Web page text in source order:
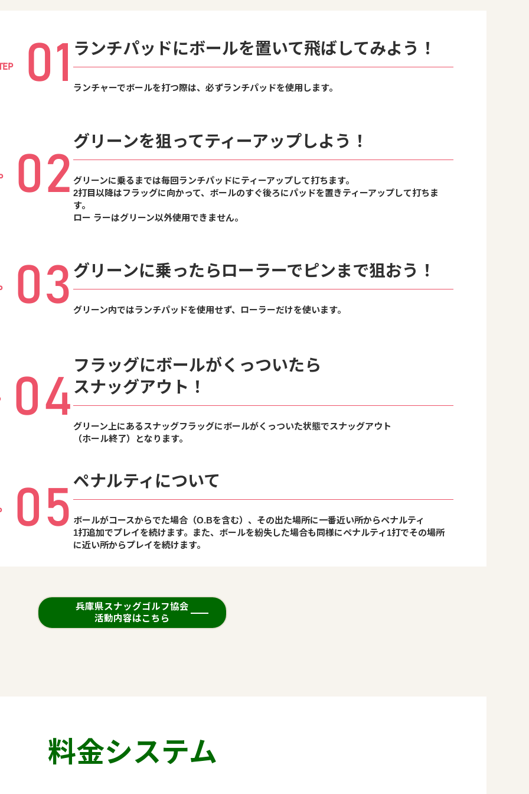
01ランチパッドにボールを置いて⾶ばしてみよう！
ランチャーでボールを打つ際は、必ずランチパッドを使⽤します。
02
グリーンを狙ってティーアップしよう！
グリーンに乗るまでは毎回ランチパッドにティーアップして打ちます。
2打⽬以降はフラッグに向かって、ボールのすぐ後ろにパッドを置きティーアップして打ちま
す。
ロー ラーはグリーン以外使⽤できません。
03グリーンに乗ったら ローラーでピンまで狙おう！
グリーン内ではランチパッドを使⽤せず、ローラーだけを使います。
04
フラッグにボールがくっついたら
スナッグアウト！
グリーン上にあるスナッグフラッグにボールがくっついた状態でスナッグアウト
（ホール終了）となります。
05
ペナルティについて
ボールがコースからでた場合（O.Bを含む）、その出た場所に⼀番近い所からペナルティ
1打追加でプレイを続けます。また、ボールを紛失した場合も同様にペナルティ1打でその場所
に近い所からプレイを続けます。
兵庫県スナッグゴルフ協会
活動内容はこちら
料金システム